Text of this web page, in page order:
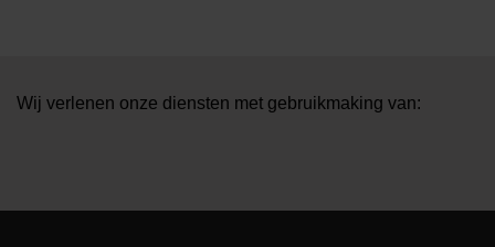
Wij verlenen onze diensten met gebruikmaking van: